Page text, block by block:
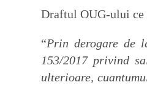
Draftul OUG-ului ce
“Prin derogare de
153/2017 privind
ulterioare,